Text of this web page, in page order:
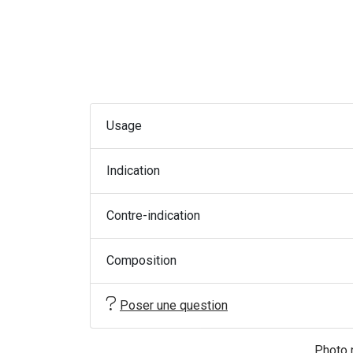
Usage
Indication
Contre-indication
Composition
Poser une question
Photo